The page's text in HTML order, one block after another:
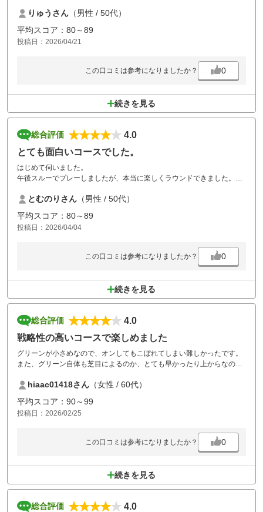
りゅうさん （男性 / 50代）
平均スコア：80～89
投稿日：2026/04/21
この口コミは参考になりましたか？ 0
続きを見る
総合評価
4.0
とても面白いコースでした。
はじめて伺いました。
午後スルーでプレーしましたが、本当に楽しくラウンドできました。
しく、またきたい！と思うコースでした。
事前のアナウンスはありましたが、コース内の自動販売機全く使えない
のはなんとかならないかなぁ？
とおもいました。
またリベンジ！いきたいと思います
とむのりさん （男性 / 50代）
平均スコア：80～89
投稿日：2026/04/04
この口コミは参考になりましたか？ 0
続きを見る
総合評価
4.0
戦略性の高いコースで楽しめました
グリーンが小さめなので、オンしてもこぼれてしまい難しかったです。
また、グリーン自体も芝目によるのか、とても早かったり上からなのに
られるコースで、勉強になりました。食事もとてもおいしくて満足で
す。
hiaac01418さん （女性 / 60代）
平均スコア：90～99
投稿日：2026/02/25
この口コミは参考になりましたか？ 0
続きを見る
総合評価
4.0